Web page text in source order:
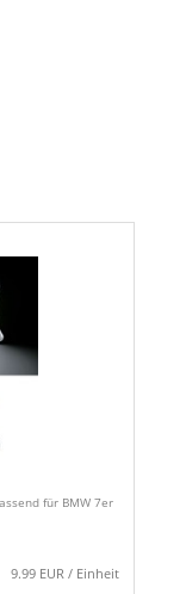
für BMW 7er
9.99 EUR / Einheit